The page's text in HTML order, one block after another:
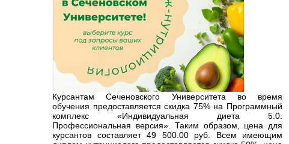
Курсантам Сеченовского Университета во время
обучения предоставляется скидка 75% на Программный
комплекс «Индивидуальная диета 5.0.
Профессиональная версия». Таким образом, цена для
курсантов составляет 49 500.00 руб. Всем имеющим